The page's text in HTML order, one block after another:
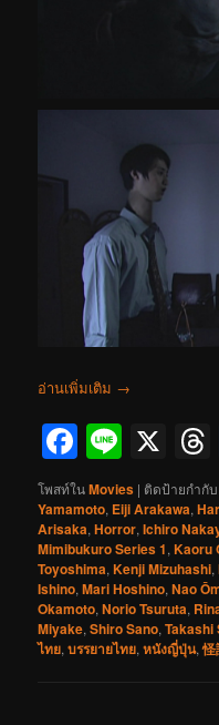
อ่านเพิ่มเติม →
Line
X
โพสท์ในMovies | ติดป้ายกำกับ
Yamamoto, Eiji Arakawa,
Arisaka,Horror,Ichiro
Mimibukuro Series 1,Kaoru
Toyoshima,Kenji Mizuhashi,
Ishino,Mari Hoshino,Nao
Okamoto,Norio Tsuruta,
Miyake,Shiro Sano,Takashi
ไทย,บรรยายไทย,หนังญี่ปุ่น,怪